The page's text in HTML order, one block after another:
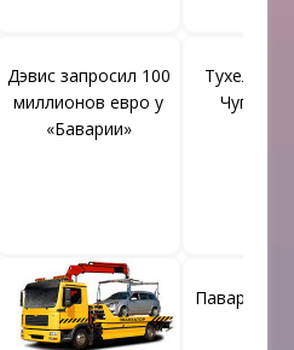
Дэвис запросил 100
миллионов евро у
«Баварии»
Тухелю
Чупо-
Павар